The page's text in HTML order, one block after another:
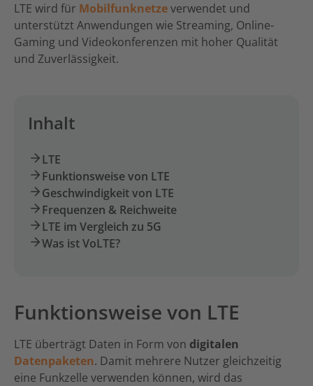
LTE wird für Mobilfunknetzeverwendet und
unterstützt Anwendungen wie Streaming, Online-
Gaming und Videokonferenzen mit hoher Qualität
und Zuverlässigkeit.
Inhalt
LTE
Funktionsweise von LTE
Geschwindigkeit von LTE
Frequenzen & Reichweite
LTE im Vergleich zu 5G
Was ist VoLTE?
Funktionsweise von LTE
LTE überträgt Daten in Form von digitalen
Datenpaketen. Damit mehrere Nutzer gleichzeitig
eine Funkzelle verwenden können, wird das